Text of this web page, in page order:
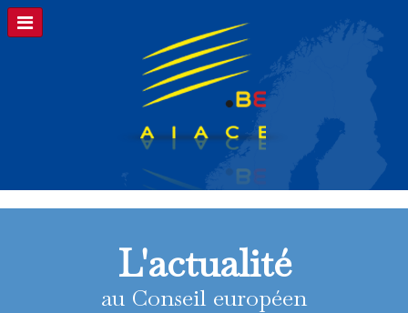
L'actualité
au Conseil européen